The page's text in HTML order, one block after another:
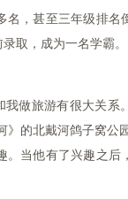
名，甚至三年级排
取，成为一名学霸。
做旅游有很大关系
的北戴河鸽子窝公
当他有了兴趣之后